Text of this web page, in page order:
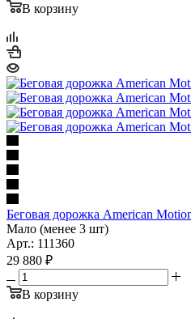
В корзину
Беговая дорожка American
Мало (менее 3 шт)
Арт.: 111360
29 880 ₽
В корзину